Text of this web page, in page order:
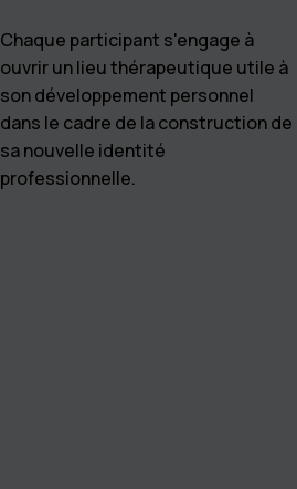
Chaque participant s'engage à
ouvrir un lieu thérapeutique utile à
son développement personnel
dans le cadre de la construction de
sa nouvelle identité
professionnelle.